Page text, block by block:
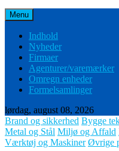
Menu
Indhold
Nyheder
Firmaer
Agenturer/varemærker
Omregn enheder
Formelsamlinger
lørdag, august 08, 2026
Brand og sikkerhed Bygge
Metal og Stål Miljø og Affald
Værktøj og Maskiner Øvrige